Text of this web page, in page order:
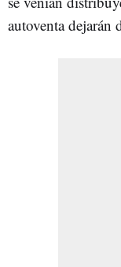
autoventa dejarán